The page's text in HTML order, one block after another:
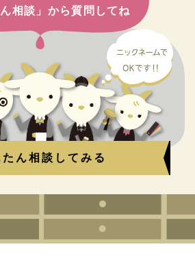
ん相談」から質問してね
たん相談してみる